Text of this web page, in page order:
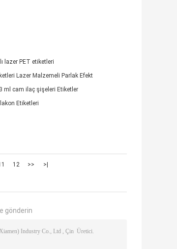
lazer PET etiketleri
Lazer Malzemeli Parlak Efekt
ml cam ilaç şişeleri Etiketler
Etiketleri
12 >> >|
gönderin